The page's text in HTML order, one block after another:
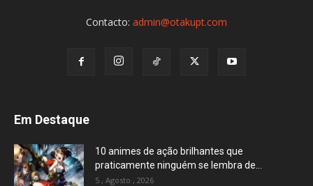
Contacto: admin@otakupt.com
Em Destaque
10 animes de ação brilhantes que
praticamente ninguém se lembra de...
5 , Agosto , 2026